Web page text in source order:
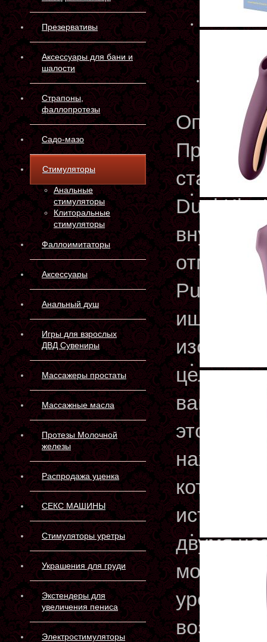
Презервативы
Аксессуары для бани и
шалости
Страпоны,
фаллопротезы
Садо-мазо
Стимуляторы
Анальные
стимуляторы
Клиторальные
стимуляторы
Фаллоимитаторы
Аксессуары
Анальный душ
Игры для взрослых
ДВД Сувениры
Массажеры простаты
Массажные масла
Протезы Молочной
железы
Распродажа уценка
СЕКС МАШИНЫ
Стимуляторы уретры
Украшения для груди
Экстендеры для
увеличения пениса
Электростимуляторы
старым
Dual
Pulse, и
ищет
вашим
этого
которое
двумя